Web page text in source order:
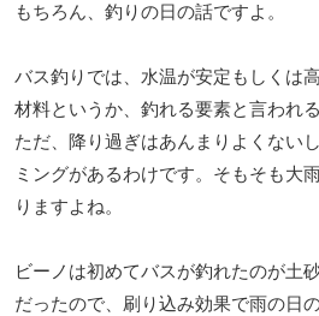
もちろん、釣りの日の話ですよ。
バス釣りでは、水温が安定もしくは
材料というか、釣れる要素と言われ
ただ、降り過ぎはあんまりよくない
ミングがあるわけです。そもそも大
りますよね。
ビーノは初めてバスが釣れたのが土
だったので、刷り込み効果で雨の日